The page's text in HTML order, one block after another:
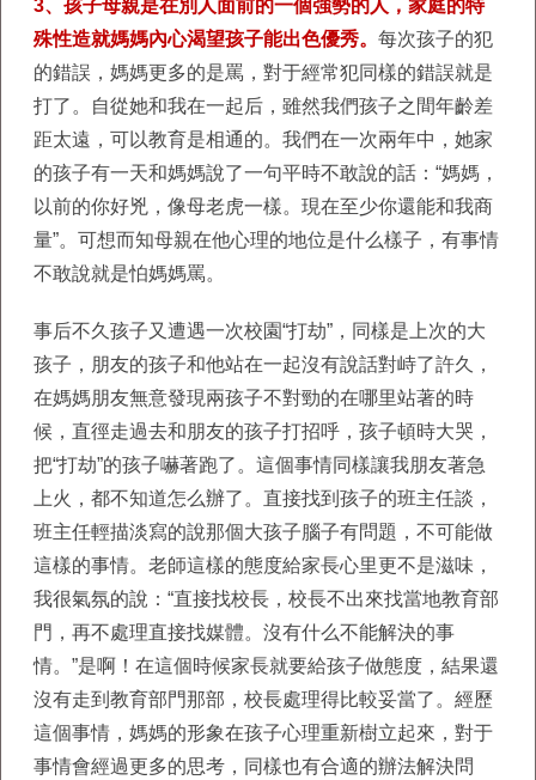
3、孩子母親是在別人面前的一個強勢的人，家庭的特
殊性造就媽媽內心渴望孩子能出色優秀。 每次孩子的犯
的錯誤，媽媽更多的是罵，對于經常犯同樣的錯誤就是
打了。自從她和我在一起后，雖然我們孩子之間年齡差
距太遠，可以教育是相通的。我們在一次兩年中，她家
的孩子有一天和媽媽說了一句平時不敢說的話：“媽媽，
以前的你好兇，像母老虎一樣。現在至少你還能和我商
量”。可想而知母親在他心理的地位是什么樣子，有事情
不敢說就是怕媽媽罵。
事后不久孩子又遭遇一次校園“打劫”，同樣是上次的大
孩子，朋友的孩子和他站在一起沒有說話對峙了許久，
在媽媽朋友無意發現兩孩子不對勁的在哪里站著的時
候，直徑走過去和朋友的孩子打招呼，孩子頓時大哭，
把“打劫”的孩子嚇著跑了。這個事情同樣讓我朋友著急
上火，都不知道怎么辦了。直接找到孩子的班主任談，
班主任輕描淡寫的說那個大孩子腦子有問題，不可能做
這樣的事情。老師這樣的態度給家長心里更不是滋味，
我很氣氛的說：“直接找校長，校長不出來找當地教育部
門，再不處理直接找媒體。沒有什么不能解決的事
情。”是啊！在這個時候家長就要給孩子做態度，結果還
沒有走到教育部門那部，校長處理得比較妥當了。經歷
這個事情，媽媽的形象在孩子心理重新樹立起來，對于
事情會經過更多的思考，同樣也有合適的辦法解決問